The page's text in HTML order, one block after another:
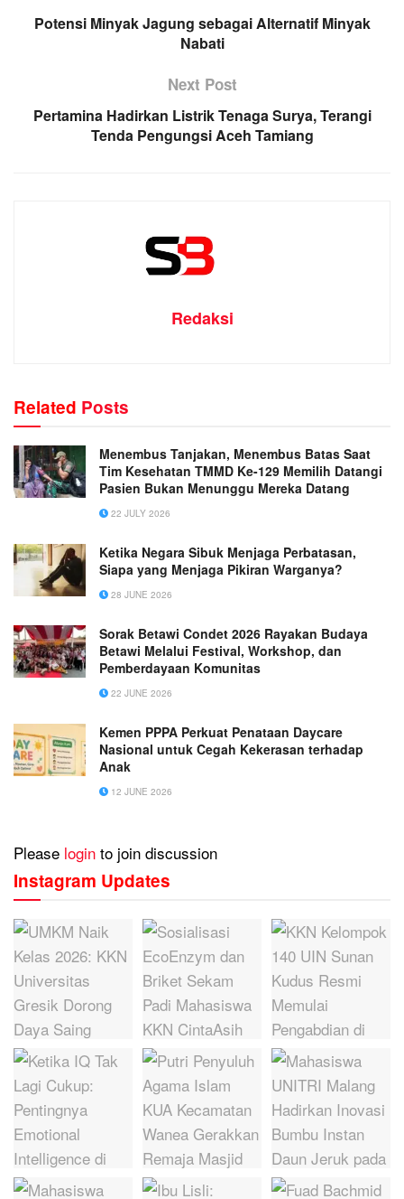
Potensi Minyak Jagung sebagai Alternatif Minyak
Nabati
Next Post
Pertamina Hadirkan Listrik Tenaga Surya, Terangi
Tenda Pengungsi Aceh Tamiang
Redaksi
Related Posts
Menembus Tanjakan, Menembus Batas Saat
Tim Kesehatan TMMD Ke-129 Memilih Datangi
Pasien Bukan Menunggu Mereka Datang
22 JULY 2026
Ketika Negara Sibuk Menjaga Perbatasan,
Siapa yang Menjaga Pikiran Warganya?
28 JUNE 2026
Sorak Betawi Condet 2026 Rayakan Budaya
Betawi Melalui Festival, Workshop, dan
Pemberdayaan Komunitas
22 JUNE 2026
Kemen PPPA Perkuat Penataan Daycare
Nasional untuk Cegah Kekerasan terhadap
Anak
12 JUNE 2026
Please login to join discussion
Instagram Updates